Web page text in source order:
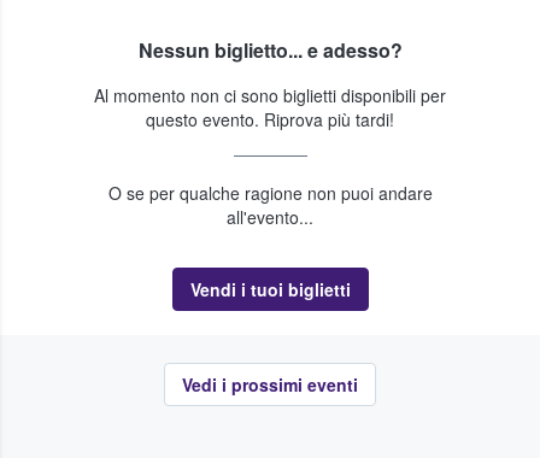
Nessun biglietto... e adesso?
Al momento non ci sono biglietti disponibili per
questo evento. Riprova più tardi!
O se per qualche ragione non puoi andare
all'evento...
Vendi i tuoi biglietti
Vedi i prossimi eventi